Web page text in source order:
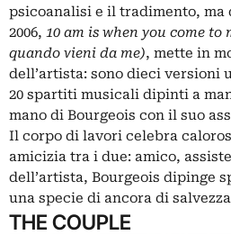
psicoanalisi e il tradimento, ma
2006, 10 am is when you come to
quando vieni da me), mette in
dell’artista: sono dieci versioni
20 spartiti musicali dipinti a
mano di Bourgeois con il suo
Il corpo di lavori celebra
amicizia tra i due: amico,
dell’artista, Bourgeois dipinge
una specie di ancora di
THE COUPLE